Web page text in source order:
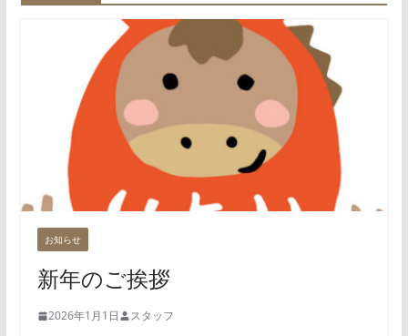
お知らせ
新年のご挨拶
2026年1月1日 スタッフ